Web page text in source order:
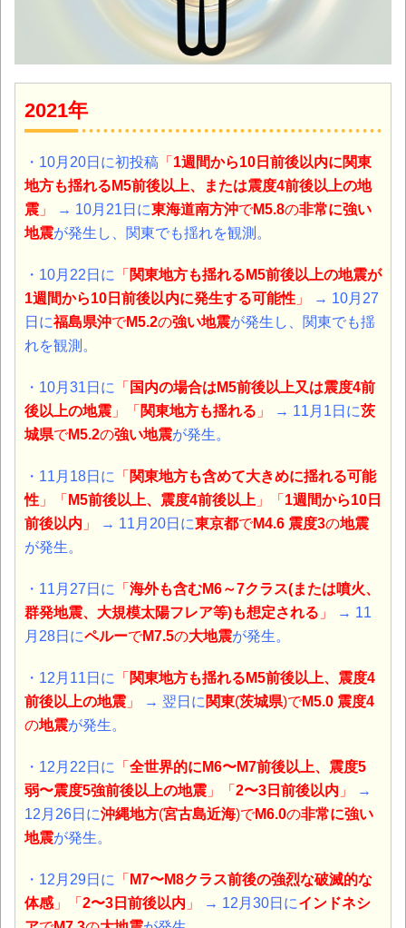
2021年
・10月20日に初投稿 「 1週間から10日前後以内に関東
地方も揺れるM5前後以上、または震度4前後以上の地
震 」 → 10月21日に東海道南方沖でM5.8の非常に強い
地震が発生し、関東でも揺れを観測。
・10月22日に 「 関東地方も揺れるM5前後以上の地震が
1週間から10日前後以内に発生する可能性 」
→ 10月27
日に福島県沖でM5.2の強い地震が発生し、 関東でも揺
れを観測。
・10月31日に 「 国内の場合はM5前後以上又は震度4前
後以上の地震 」「 関東地方も揺れる 」 → 11月1日に茨
城県でM5.2の強い地震が発生。
・11月18日に 「 関東地方も含めて大きめに揺れる可能
性 」「 M5前後以上、震度4前後以上 」「 1週間から10日
前後以内 」 → 11月20日に東京都でM4.6 震度3の地震
が発生。
・11月27日に 「 海外も含むM6～7クラス(または噴火、
群発地震、大規模太陽フレア等)も想定される 」
→ 11
月28日にペルーでM7.5の大地震が発生。
・12月11日に 「 関東地方も揺れるM5前後以上、震度4
前後以上の地震 」 → 翌日に 関東(茨城県)でM5.0 震度4
の地震が発生。
・12月22日に 「 全世界的にM6〜M7前後以上、震度5
弱〜震度5強前後以上の地震 」「 2〜3日前後以内 」
→
12月26日に沖縄地方(宮古島近海)でM6.0の非常に強い
地震が発生。
・12月29日に 「 M7〜M8クラス前後の強烈な破滅的な
体感 」「 2〜3日前後以内 」 → 12月30日にインドネシ